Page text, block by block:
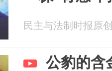
民主与法制时报原
公豹的含